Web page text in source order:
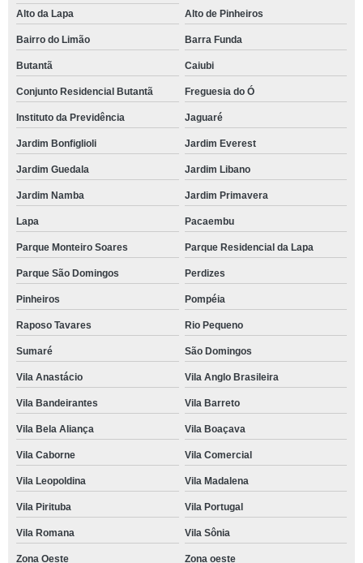
Alto da Lapa
Alto de Pinheiros
Bairro do Limão Barra Funda
Butantã Caiubi
Conjunto Residencial Butantã Freguesia do Ó
Instituto da Previdência Jaguaré
Jardim Bonfiglioli Jardim Everest
Jardim Guedala Jardim Libano
Jardim Namba Jardim Primavera
Lapa Pacaembu
Parque Monteiro Soares Parque Residencial da Lapa
Parque São Domingos Perdizes
Pinheiros Pompéia
Raposo Tavares Rio Pequeno
Sumaré São Domingos
Vila Anastácio Vila Anglo Brasileira
Vila Bandeirantes Vila Barreto
Vila Bela Aliança Vila Boaçava
Vila Caborne Vila Comercial
Vila Leopoldina Vila Madalena
Vila Pirituba Vila Portugal
Vila Romana Vila Sônia
Zona Oeste Zona oeste